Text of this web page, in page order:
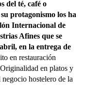
del té, café o
protagonismo los ha
Internacional de
Afines que se
en la entrega de
en restauración
en platos y
hostelero de la